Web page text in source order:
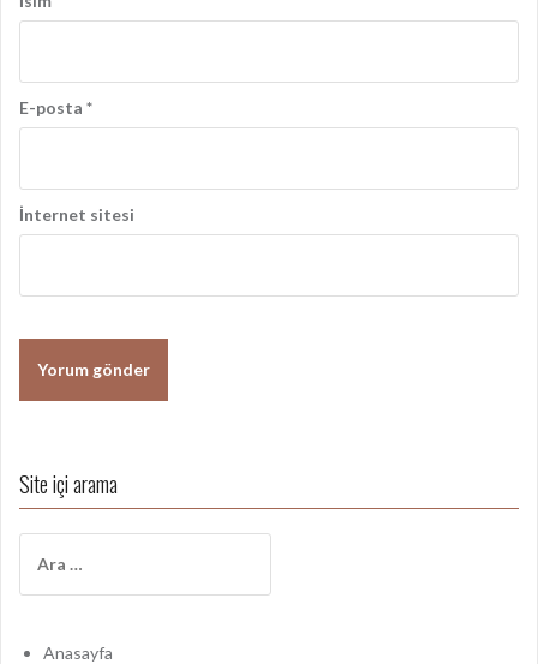
E-posta *
İnternet sitesi
Site içi arama
a
a
Anasayfa